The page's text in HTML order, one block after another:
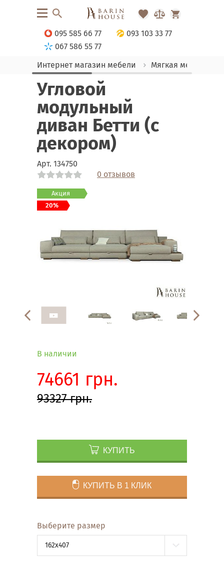
095 585 66 77
093 103 33 77
067 586 55 77
Интернет магазин мебели
Мягкая мебель
Угловой
модульный
диван Бетти (с
декором)
Арт. 134750
0 отзывов
Акция
20%
Link
Link
Link
Link
Link
Link
Link
Link
Link
Link
Link
Link
Link
Link
Link
Link
Link
Link
Link
Link
Link
Link
Link
Link
В наличии
74661 грн.
93327 грн.
КУПИТЬ
КУПИТЬ В 1 КЛИК
Выберите размер
162x407